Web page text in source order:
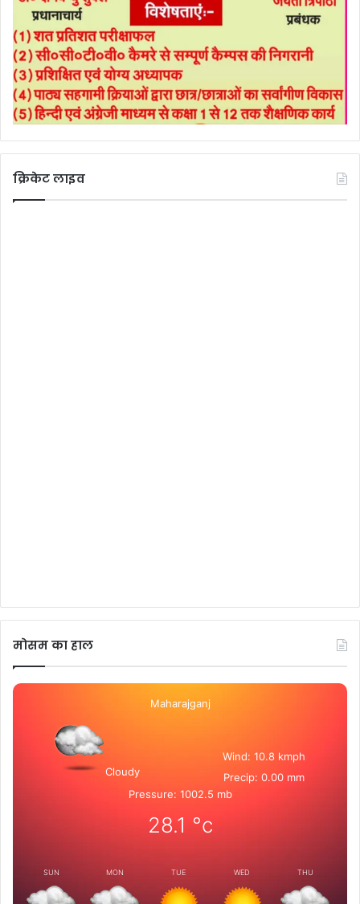
क्रिकेट लाइव
मोसम का हाल
Maharajganj
Cloudy
Wind: 10.8 kmph
Precip: 0.00 mm
Pressure: 1002.5 mb
28.1 °c
SUN MON TUE WED THU